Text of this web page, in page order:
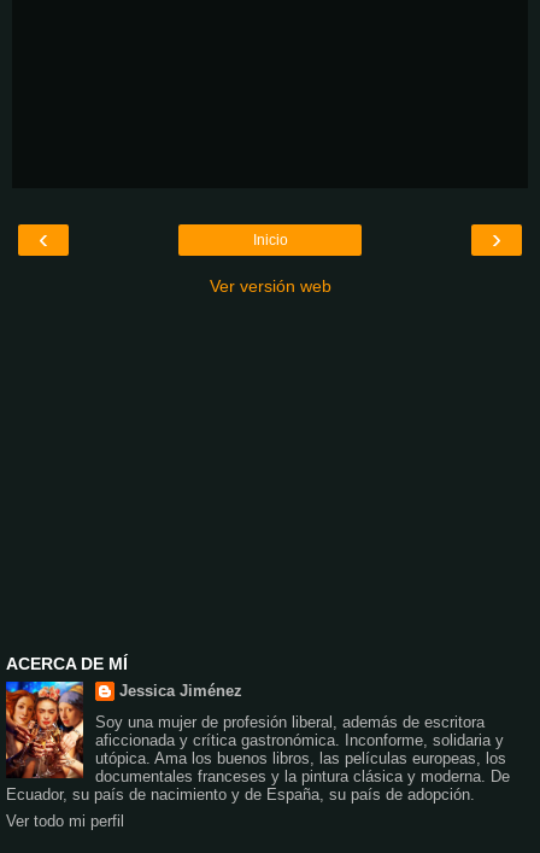
‹ ›
Inicio
Ver versión web
ACERCA DE MÍ
Jessica Jiménez
Soy una mujer de profesión liberal, además de escritora
aficcionada y crítica gastronómica. Inconforme, solidaria y
utópica. Ama los buenos libros, las películas europeas, los
documentales franceses y la pintura clásica y moderna. De
Ecuador, su país de nacimiento y de España, su país de adopción.
Ver todo mi perfil